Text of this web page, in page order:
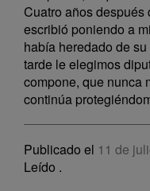
Cuatro años después
escribió poniendo a
había heredado de
tarde le elegimos
compone, que nunca
continúa
Publicado el 11 de
Leído .